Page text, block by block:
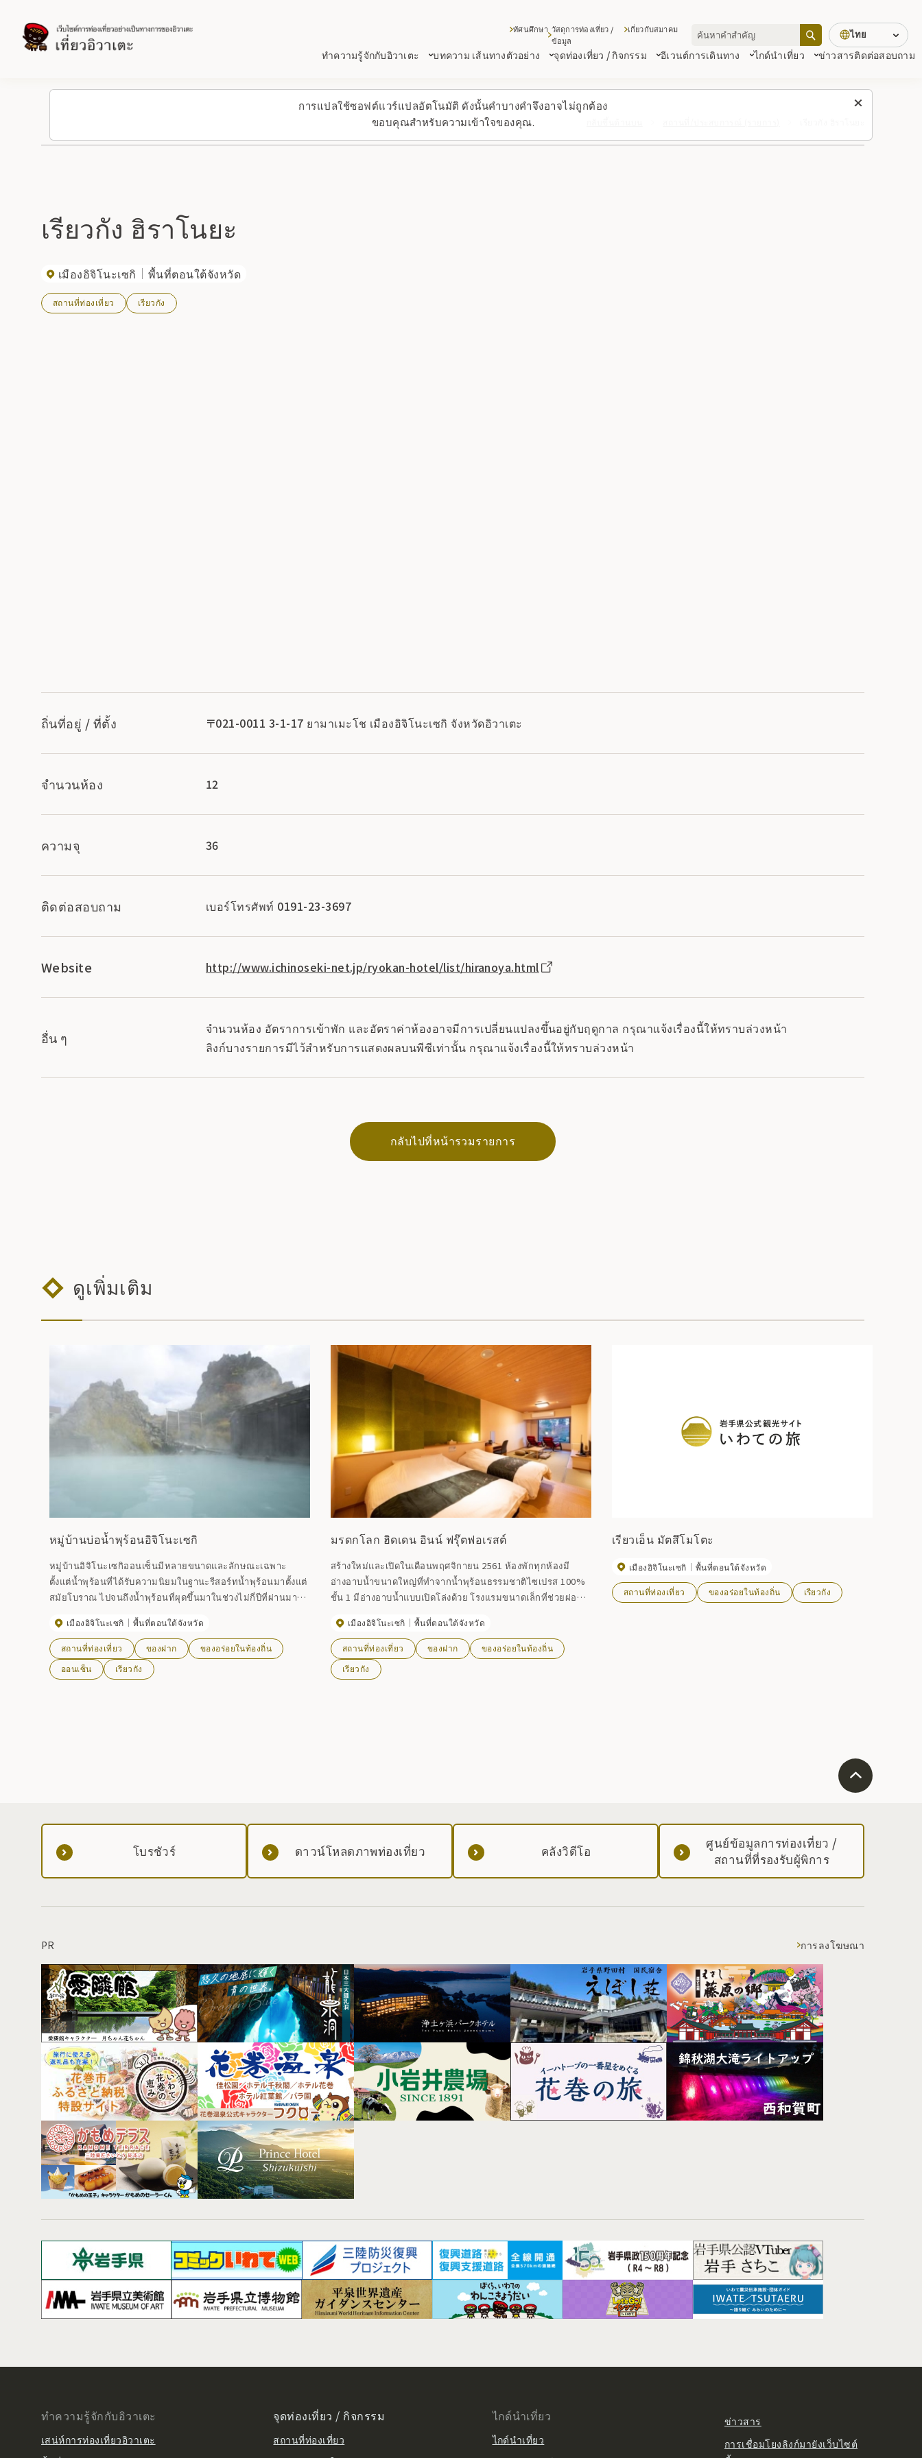
การแปลใช้ซอฟต์แวร์แปลอัตโนมัติ ดังนั้นคำบางคำจึงอาจไม่ถูกต้อง
ขอบคุณสำหรับความเข้าใจของคุณ.
ทำความรู้จักกับอิวาเตะ บทความ เส้นทางตัวอย่าง จุดท่องเที่ยว / กิจกรรม อีเวนต์การเดินทาง ไกด์นำเที่ยว ข่าวสารติดต่อสอบถาม
ทัศนศึกษา วัสดุการท่องเที่ยว /
ข้อมูล
เกี่ยวกับสมาคม ไทย
เรียวกัง ฮิราโนยะ
เมืองอิจิโนะเซกิ พื้นที่ตอนใต้จังหวัด
สถานที่ท่องเที่ยว เรียวกัง
ถิ่นที่อยู่ / ที่ตั้ง 〒021-0011 3-1-17 ยามาเมะโช เมืองอิจิโนะเซกิ จังหวัดอิวาเตะ
จำนวนห้อง 12
ความจุ 36
ติดต่อสอบถาม เบอร์โทรศัพท์ 0191-23-3697
Website http://www.ichinoseki-net.jp/ryokan-hotel/list/hiranoya.html
อื่น ๆ
จำนวนห้อง อัตราการเข้าพัก และอัตราค่าห้องอาจมีการเปลี่ยนแปลงขึ้นอยู่กับฤดูกาล กรุณาแจ้งเรื่องนี้ให้ทราบล่วงหน้า
ลิงก์บางรายการมีไว้สำหรับการแสดงผลบนพีซีเท่านั้น กรุณาแจ้งเรื่องนี้ให้ทราบล่วงหน้า
กลับไปที่หน้ารวมรายการ
ดูเพิ่มเติม
หมู่บ้านบ่อน้ำพุร้อนอิจิโนะเซกิ
หมู่บ้านอิจิโนะเซกิออนเซ็นมีหลายขนาดและลักษณะเฉพาะ
ตั้งแต่น้ำพุร้อนที่ได้รับความนิยมในฐานะรีสอร์ทน้ำพุร้อนมาตั้งแต่
สมัยโบราณ ไปจนถึงน้ำพุร้อนที่ผุดขึ้นมาในช่วงไม่กี่ปีที่ผ่านมา
คุณสามารถทำให้ร่างกายและจิตใจของคุณสดชื่น
เมืองอิจิโนะเซกิ พื้นที่ตอนใต้จังหวัด
สถานที่ท่องเที่ยว ของฝาก
ของอร่อยในท้องถิ่น
ออนเซ็น
เรียวกัง
มรดกโลก ฮิดเดน อินน์ ฟรุ๊ตฟอเรสต์
สร้างใหม่และเปิดในเดือนพฤศจิกายน 2561 ห้องพักทุกห้องมี
อ่างอาบน้ำขนาดใหญ่ที่ทำจากน้ำพุร้อนธรรมชาติไซเปรส 100%
ชั้น 1 มีอ่างอาบน้ำแบบเปิดโล่งด้วย โรงแรมขนาดเล็กที่ช่วยผ่อน
เมืองอิจิโนะเซกิ พื้นที่ตอนใต้จังหวัด
สถานที่ท่องเที่ยว ของฝาก
ของอร่อยในท้องถิ่น
เรียวกัง
เรียวเอ็น มัตสึโมโตะ
เมืองอิจิโนะเซกิ พื้นที่ตอนใต้จังหวัด
สถานที่ท่องเที่ยว ของอร่อยในท้องถิ่น เรียวกัง
โบรชัวร์ ดาวน์โหลดภาพท่องเที่ยว คลังวิดีโอ
ศูนย์ข้อมูลการท่องเที่ยว /
สถานที่ที่รองรับผู้พิการ
PR การลงโฆษณา
ทำความรู้จักกับอิวาเตะ
เสน่ห์การท่องเที่ยวอิวาเตะ
จุดท่องเที่ยว / กิจกรรม
สถานที่ท่องเที่ยว
ไกด์นำเที่ยว
ไกด์นำเที่ยว
ข่าวสาร
การเชื่อมโยงลิงก์มายังเว็บไซต์